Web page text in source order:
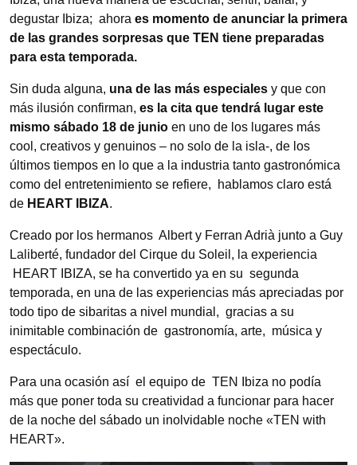
degustar Ibiza; ahora es momento de anunciar la primera
de las grandes sorpresas que TEN tiene preparadas
para esta temporada.
Sin duda alguna, una de las más especiales y que con
más ilusión confirman, es la cita que tendrá lugar este
mismo sábado 18 de junio en uno de los lugares más
cool, creativos y genuinos – no solo de la isla-, de los
últimos tiempos en lo que a la industria tanto gastronómica
como del entretenimiento se refiere, hablamos claro está
de HEART IBIZA.
Creado por los hermanos Albert y Ferran Adrià junto a Guy
Laliberté, fundador del Cirque du Soleil, la experiencia
HEART IBIZA, se ha convertido ya en su segunda
temporada, en una de las experiencias más apreciadas por
todo tipo de sibaritas a nivel mundial, gracias a su
inimitable combinación de gastronomía, arte, música y
espectáculo.
Para una ocasión así el equipo de TEN Ibiza no podía
más que poner toda su creatividad a funcionar para hacer
de la noche del sábado un inolvidable noche «TEN with
HEART».